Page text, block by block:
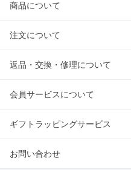
商品について
注文について
返品・交換・修理について
会員サービスについて
ギフトラッピングサービス
お問い合わせ